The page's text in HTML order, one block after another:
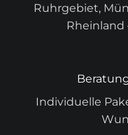
Ruhrgebiet,
Rheinland
Individuelle